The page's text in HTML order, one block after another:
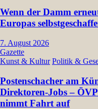
Wenn der Damm
Europas
7. August 2026
Gazette
Kunst & Kultur Politik &
Postenschacher am
Direktoren-Jobs –
nimmt Fahrt auf